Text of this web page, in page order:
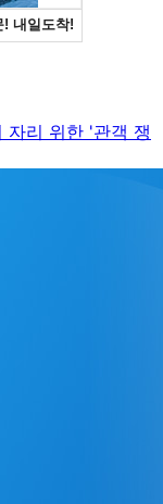
자리 위한 '관객 쟁